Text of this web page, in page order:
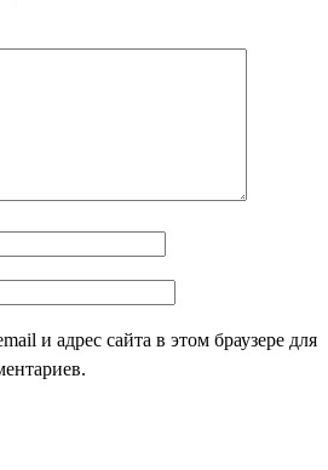
и адрес сайта в этом браузере для